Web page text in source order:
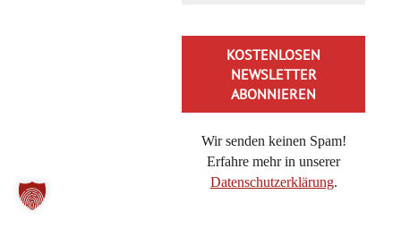
Wir senden keinen Spam!
Erfahre mehr in unserer
Datenschutzerklärung.